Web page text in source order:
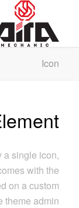
Icon
a single icon,
with the
on a custom
theme admin